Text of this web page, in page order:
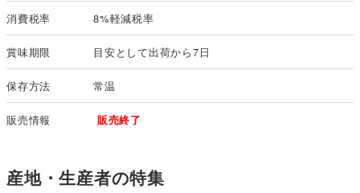
消費税率 8%軽減税率
賞味期限 目安として出荷から7日
保存方法 常温
販売情報 販売終了
産地・生産者の特集